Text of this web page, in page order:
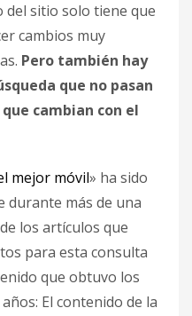
sitio solo tiene que
cambios muy
Pero también hay
que no pasan
cambian con el
mejor móvil» ha sido
durante más de una
los artículos que
para esta consulta
que obtuvo los
El contenido de la